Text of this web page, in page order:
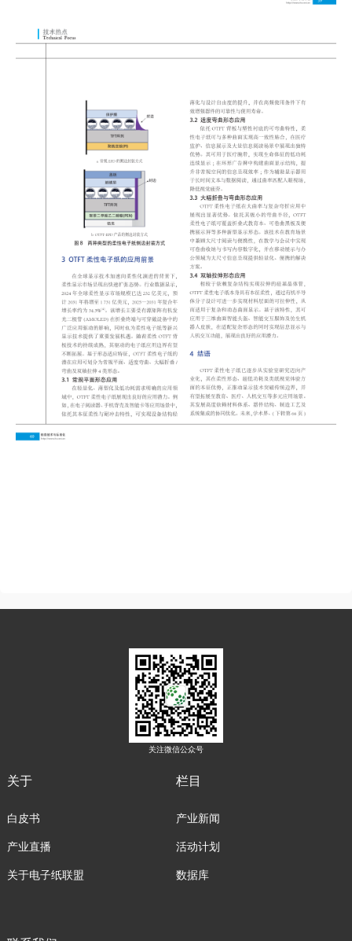
关注微信公众号
关于
白皮书
产业直播
关于电子纸联盟
栏目
产业新闻
活动计划
数据库